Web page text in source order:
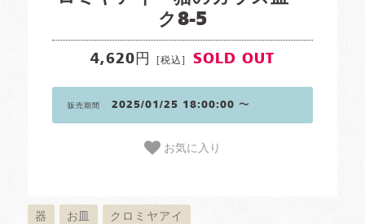
ク8-5
4,620円 [税込] SOLD OUT
販売期間 2025/01/25 18:00:00 〜
お気に入り
器 お皿 クロミヤアイ